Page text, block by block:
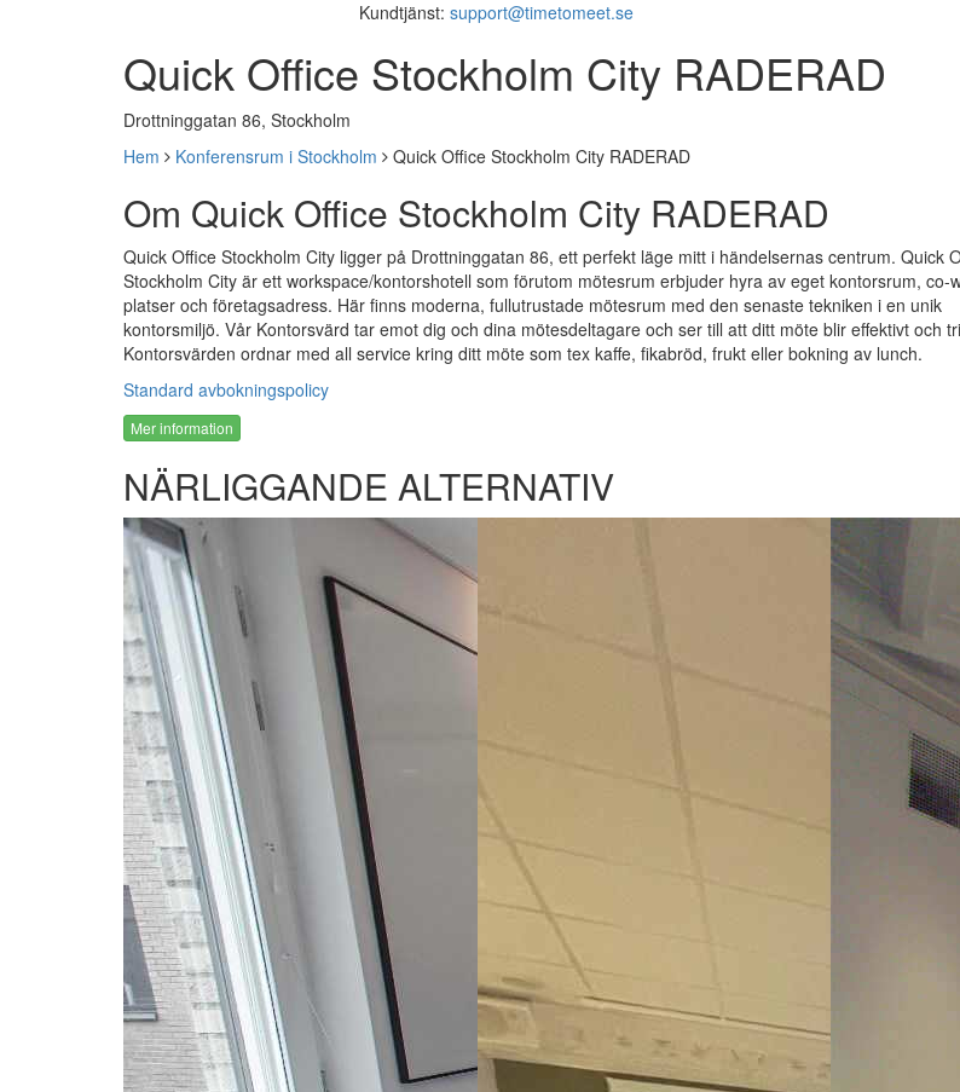
Kundtjänst: support@timetomeet.se
Quick Office Stockholm City RADERAD
Drottninggatan 86, Stockholm
Hem
Konferensrum i Stockholm Quick Office Stockholm City RADERAD
Om Quick Office Stockholm City RADERAD
Quick Office Stockholm City ligger på Drottninggatan 86, ett perfekt läge mitt i händelsernas centrum. Quick
Stockholm City är ett workspace/kontorshotell som förutom mötesrum erbjuder hyra av eget kontorsrum, co-
platser och företagsadress. Här finns moderna, fullutrustade mötesrum med den senaste tekniken i en unik
kontorsmiljö. Vår Kontorsvärd tar emot dig och dina mötesdeltagare och ser till att ditt möte blir effektivt och
Kontorsvärden ordnar med all service kring ditt möte som tex kaffe, fikabröd, frukt eller bokning av lunch.
Standard avbokningspolicy
Mer information
NÄRLIGGANDE ALTERNATIV